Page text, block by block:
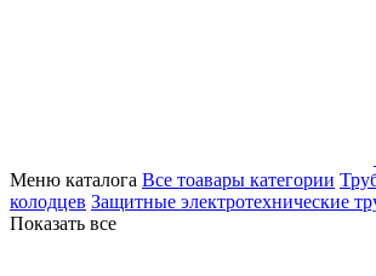
Меню каталога Все тоавары категории
колодцев Защитные электротехнические
Показать все